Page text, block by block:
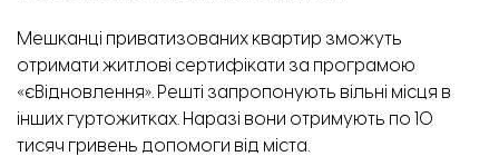
Мешканці приватизованих квартир зможуть
отримати житлові сертифікати за програмою
«єВідновлення». Решті запропонують вільні місця в
інших гуртожитках. Наразі вони отримують по 10
тисяч гривень допомоги від міста.